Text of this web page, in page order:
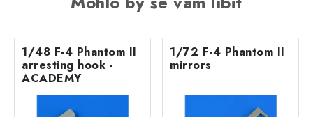
1/48 F-4 Phantom II
arresting hook -
ACADEMY
1/72 F-4 Phantom II
mirrors